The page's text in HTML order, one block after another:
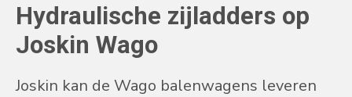
Hydraulische zijladders op
Joskin Wago
Joskin kan de Wago balenwagens leveren